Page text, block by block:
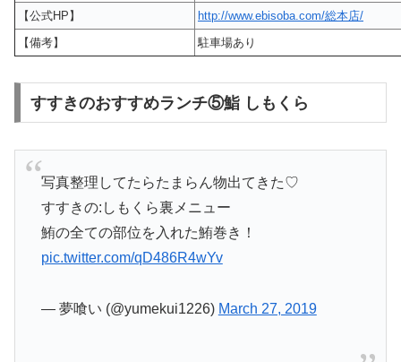
【公式HP】
http://www.ebisoba.com/総本店/
【備考】
駐車場あり
すすきのおすすめランチ⑤鮨 しもくら
写真整理してたらたまらん物出てきた♡
すすきの:しもくら裏メニュー
鮪の全ての部位を入れた鮪巻き！
pic.twitter.com/qD486R4wYv
— 夢喰い (@yumekui1226) March 27, 2019